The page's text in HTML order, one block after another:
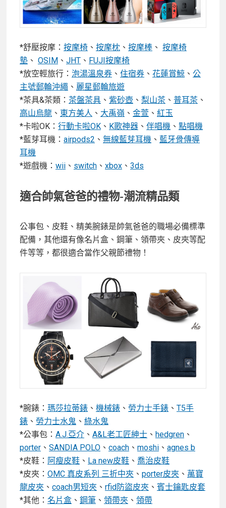
*舒壓按摩： 按摩椅 、 按摩枕 、 按摩棒 、 按摩椅
墊 、 OSIM 、 JHT 、 FUJI按摩椅
*放空輕旅行： 泡湯溫泉券 、 住宿券 、 花蓮賞鯨 、 公
主號郵輪沖繩 、 麗星郵輪旅遊
*茶具&茶類： 茶盤茶具 、 紫砂壺 、 梨山茶 、 普耳茶 、
高山烏龍 、 東方美人 、 大禹嶺 、 金萱 、 紅玉
*卡啦OK： 行動卡啦OK 、 K歌神器 、 伴唱機 、 點唱機
*藍芽耳機： airpods2 、 無線藍芽耳機 、 藍牙骨傳導
耳機
*遊戲機： wii 、 switch 、 xbox 、 3ds
適合帥氣爸爸的禮物-潮流精品類
公事包、皮鞋、精美腕錶是帥氣爸爸的職場必備標準
配備，其他還有像名片盒、鋼筆、領帶夾、皮夾等配
件等等，都很適合當作父親節禮物！
*腕錶： 瑪莎拉蒂錶 、 機械錶 、 勞力士手錶 、 T5手
錶 、 勞力士水鬼 、 綠水鬼
*公事包： A.J.亞介 、 A&L老工匠紳士 、 hedgren 、
porter 、 SANDIA POLO 、 coach 、 moshi 、 agnes b
*皮鞋： 阿瘦皮鞋 、 La new皮鞋 、 喬治皮鞋
*皮夾： OMC 真皮系列 三折中夾 、 porter皮夾 、 萬寶
龍皮夾 、 coach男短夾 、 rfid防盜皮夾 、 賓士鑰匙皮套
*其他： 名片盒 、 鋼筆 、 領帶夾 、 領帶